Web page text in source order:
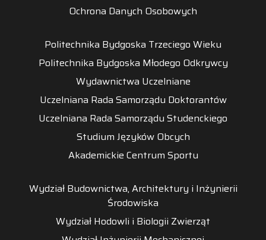
Ochrona Danych Osobowych
Politechnika Bydgoska Trzeciego Wieku
Politechnika Bydgoska Młodego Odkrywcy
Wydawnictwa Uczelniane
Uczelniana Rada Samorządu Doktorantów
Uczelniana Rada Samorządu Studenckiego
Studium Języków Obcych
Akademickie Centrum Sportu
Wydział Budownictwa, Architektury i Inżynierii
Środowiska
Wydział Hodowli i Biologii Zwierząt